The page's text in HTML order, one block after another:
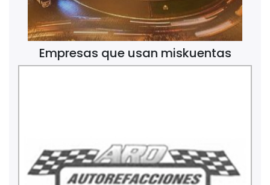
Empresas que usan miskuentas